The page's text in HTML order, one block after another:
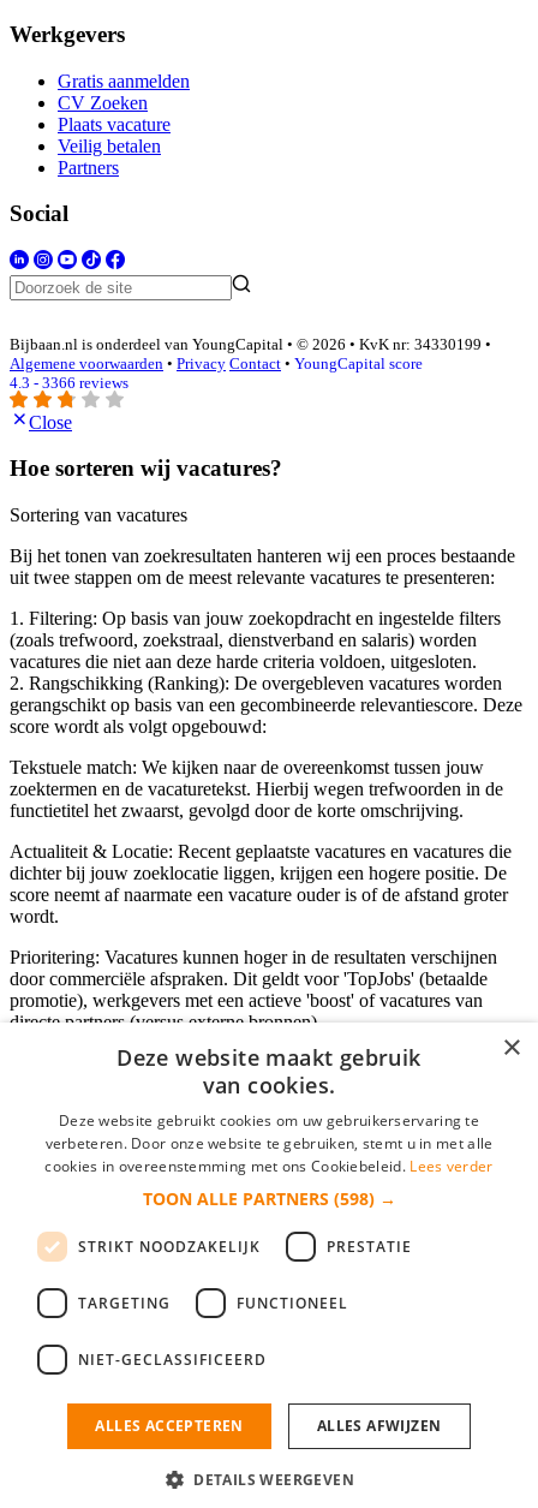
Werkgevers
Gratis aanmelden
CV Zoeken
Plaats vacature
Veilig betalen
Partners
Social
Bijbaan.nl is onderdeel van YoungCapital • © 2026 • KvK nr: 34330199 •
Algemene voorwaarden • Privacy Contact • YoungCapital score
4.3 - 3366 reviews
Close
Hoe sorteren wij vacatures?
Sortering van vacatures
Bij het tonen van zoekresultaten hanteren wij een proces bestaande
uit twee stappen om de meest relevante vacatures te presenteren:
1. Filtering: Op basis van jouw zoekopdracht en ingestelde filters
(zoals trefwoord, zoekstraal, dienstverband en salaris) worden
vacatures die niet aan deze harde criteria voldoen, uitgesloten.
2. Rangschikking (Ranking): De overgebleven vacatures worden
gerangschikt op basis van een gecombineerde relevantiescore. Deze
score wordt als volgt opgebouwd:
Tekstuele match: We kijken naar de overeenkomst tussen jouw
zoektermen en de vacaturetekst. Hierbij wegen trefwoorden in de
functietitel het zwaarst, gevolgd door de korte omschrijving.
Actualiteit & Locatie: Recent geplaatste vacatures en vacatures die
dichter bij jouw zoeklocatie liggen, krijgen een hogere positie. De
score neemt af naarmate een vacature ouder is of de afstand groter
wordt.
Prioritering: Vacatures kunnen hoger in de resultaten verschijnen
door commerciële afspraken. Dit geldt voor 'TopJobs' (betaalde
promotie), werkgevers met een actieve 'boost' of vacatures van
directe partners (versus externe bronnen).
Inloggen als bedrijf
*
login gegevens onthouden
login
Bedrijf aanmelden
nieuwe collega/werknemer zo gevonden!
×
Deze website maakt gebruik
van cookies.
Deze website gebruikt cookies om uw gebruikerservaring te
verbeteren. Door onze website te gebruiken, stemt u in met alle
cookies in overeenstemming met ons Cookiebeleid. Lees verder
TOON ALLE PARTNERS (598) →
STRIKT NOODZAKELIJK PRESTATIE
TARGETING FUNCTIONEEL
NIET-GECLASSIFICEERD
ALLES ACCEPTEREN ALLES AFWIJZEN
DETAILS WEERGEVEN